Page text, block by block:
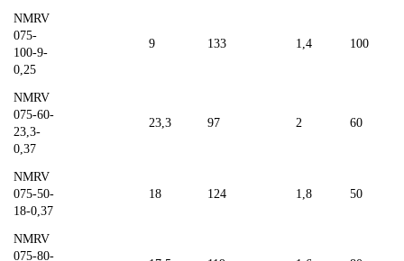
NMRV
075-
100-9-
0,25
9 133 1,4 100
NMRV
075-60-
23,3-
0,37
23,3 97 2 60
NMRV
075-50-
18-0,37
18 124 1,8 50
NMRV
075-80-